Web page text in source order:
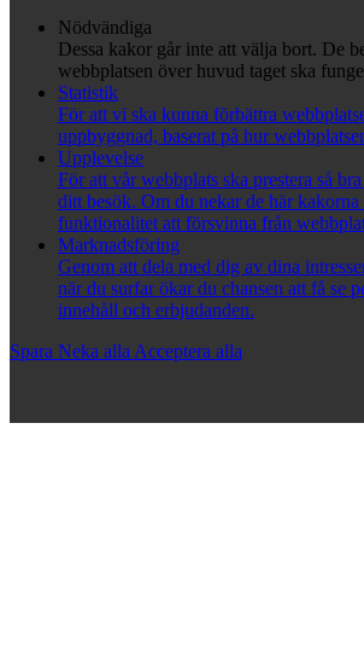
Nödvändiga
Dessa kakor går inte att välja bort. De
webbplatsen över huvud taget ska
Statistik
För att vi ska kunna förbättra
uppbyggnad, baserat på hur
Upplevelse
För att vår webbplats ska prestera så
ditt besök. Om du nekar de här
funktionalitet att försvinna från
Marknadsföring
Genom att dela med dig av dina
när du surfar ökar du chansen att få se
innehåll och erbjudanden.
Spara Neka alla Acceptera alla